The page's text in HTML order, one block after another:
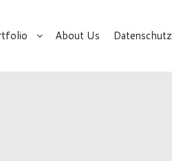
About Us Datenschutz